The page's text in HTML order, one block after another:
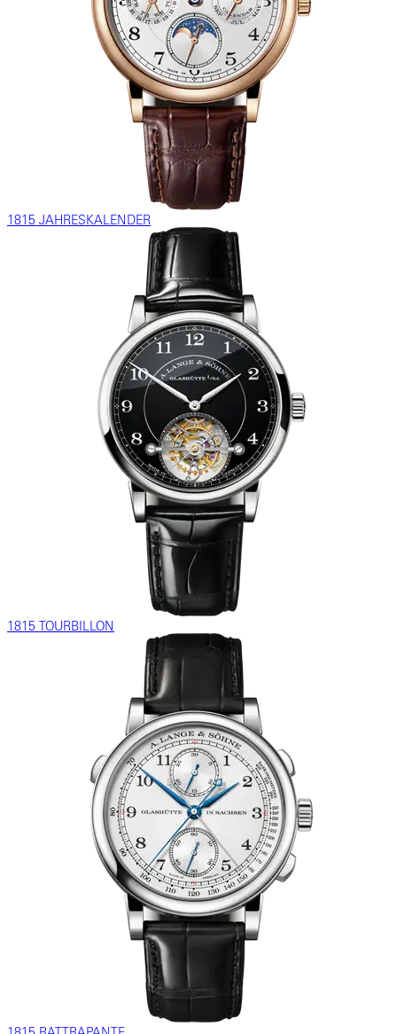
1815 JAHRESKALENDER
1815 TOURBILLON